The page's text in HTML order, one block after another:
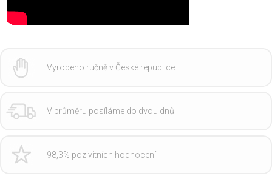
Vyrobeno ručně v České republice
V průměru posíláme do dvou dnů
98,3% pozivitních hodnocení